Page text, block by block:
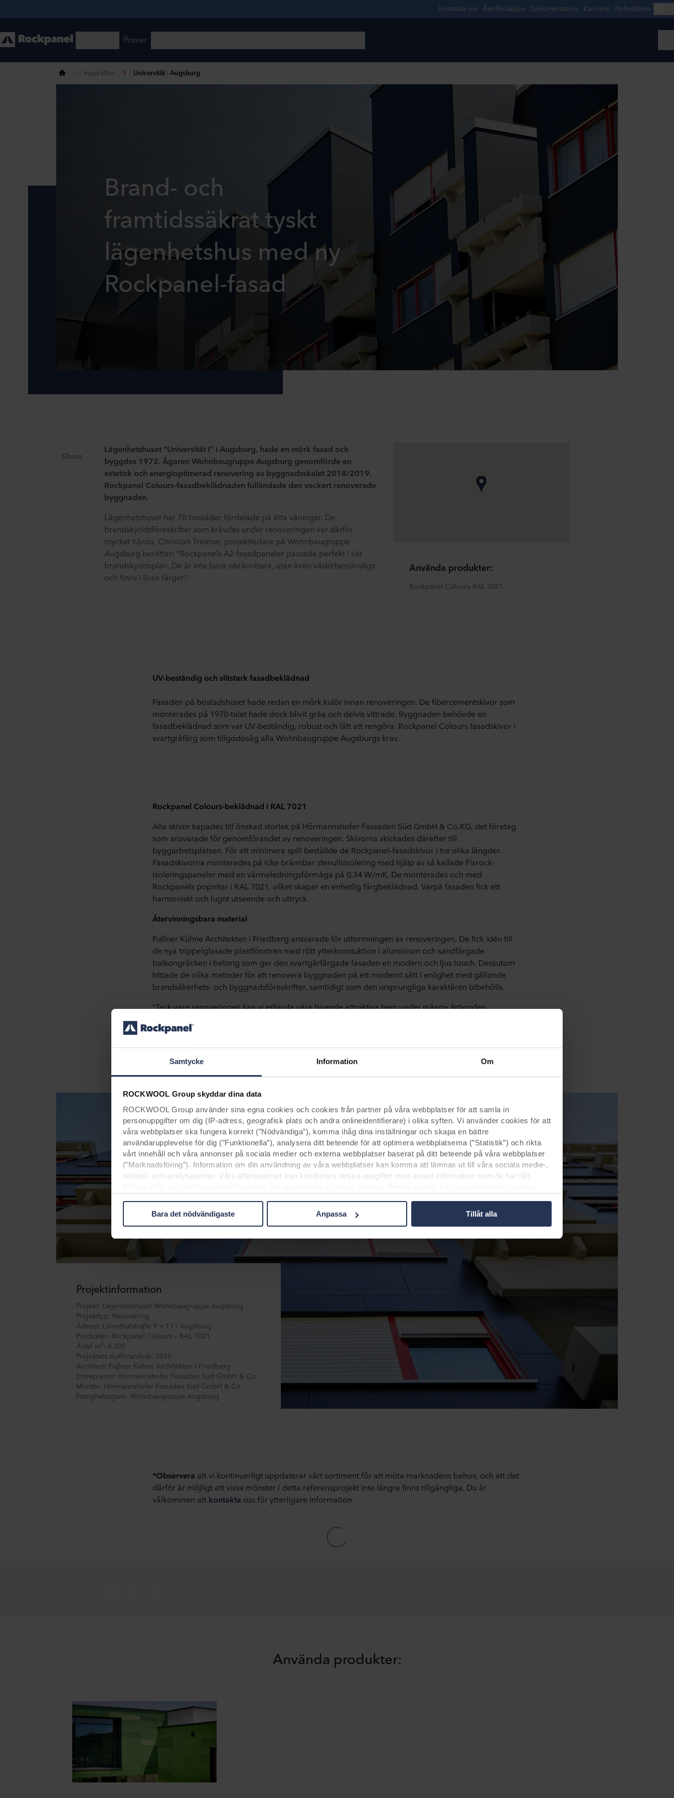
Samtycke Information Om
ROCKWOOL Group skyddar dina data
ROCKWOOL Group använder sina egna cookies och cookies från partner på våra webbplatser för att samla in
personuppgifter om dig (IP-adress, geografisk plats och andra onlineidentifierare) i olika syften. Vi använder cookies för att
våra webbplatser ska fungera korrekt (”Nödvändiga”), komma ihåg dina inställningar och skapa en bättre
användarupplevelse för dig (”Funktionella”), analysera ditt beteende för att optimera webbplatserna (”Statistik”) och rikta
vårt innehåll och våra annonser på sociala medier och externa webbplatser baserat på ditt beteende på våra webbplatser
(”Marknadsföring”). Information om din användning av våra webbplatser kan komma att lämnas ut till våra sociala medie-,
reklam- och analyspartner. Våra affärspartner kan kombinera dessa uppgifter med annan information som de har fått
cookie, länkar till våra partners integritetspolicyer och hur länge varje cookie lagras på din utrustning. Du beslutar för vilka
ändamål våra webbplatser får använda cookies och därmed behandla information om dig via cookies.
Du kan när som helst återkalla ditt samtycke eller ändra ditt samtycke genom att klicka på cookie-ikonen längst ned på
webbplatsen. Läs mer om vår användning av cookies i avsnittet ”Om oss” och om vår behandling av personuppgifter i vår
, inklusive vilket specifikt ROCKWOOL-företag som är personuppgiftsansvarig för dina personuppgifter.
Bara det nödvändigaste Anpassa Tillåt alla
Inspiration Universität - Augsburg
Brand- och
framtidssäkrat tyskt
lägenhetshus med ny
Rockpanel-fasad
Share
Lägenhetshuset ”Universität I” i Augsburg, hade en mörk fasad och
byggdes 1972. Ägaren Wohnbaugruppe Augsburg genomförde en
estetisk och energioptimerad renovering av byggnadsskalet 2018/2019.
Rockpanel Colours-fasadbeklädnaden fulländade den vackert renoverade
byggnaden.
Lägenhetshuset har 70 bostäder fördelade på åtta våningar. De
brandskyddsföreskrifter som krävdes under renoveringen var därför
mycket hårda. Christian Treimer, projektledare på Wohnbaugruppe
Augsburg berättar: ”Rockpanels A2-fasadpaneler passade perfekt i vår
brandskyddsplan. De är inte bara obrännbara, utan även väderbeständiga
och finns i ljusa färger.”
Använda produkter:
Rockpanel Colours RAL 7021
UV-beständig och slitstark fasadbeklädnad
Fasaden på bostadshuset hade redan en mörk kulör innan renoveringen. De fibercementskivor som
monterades på 1970-talet hade dock blivit gråa och delvis vittrade. Byggnaden behövde en
fasadbeklädnad som var UV-beständig, robust och lätt att rengöra. Rockpanel Colours fasadskivor i
svartgråfärg som tillgodosåg alla Wohnbaugruppe Augsburgs krav.
Rockpanel Colours-beklädnad i RAL 7021
Alla skivor kapades till önskad storlek på Hörmannshofer Fassaden Süd GmbH & Co.KG, det företag
som ansvarade för genomförandet av renoveringen. Skivorna skickades därefter till
byggarbetsplatsen. För att minimera spill beställde de Rockpanel-fasadskivor i tre olika längder.
Fasadskivorna monterades på icke brännbar stenullsisolering med hjälp av så kallade Fixrock-
isoleringspaneler med en värmeledningsförmåga på 0,34 W/mK. De monterades och med
Rockpanels popnitar i RAL 7021, vilket skapar en enhetlig färgbeklädnad. Varpå fasaden fick ett
harmoniskt och lugnt utseende och uttryck.
Återvinningsbara material
Fußner Kühne Architekten i Friedberg ansvarade för utformningen av renoveringen. De fick idén till
de nya trippelglasade plastfönstren med rött ytterkonstuktion i aluminium och sandfärgade
balkongräcken i betong som ger den svartgårfärgade fasaden en modern och ljus touch. Dessutom
hittade de olika metoder för att renovera byggnaden på ett modernt sätt i enlighet med gällande
brandsäkerhets- och byggnadsföreskrifter, samtidigt som den ursprungliga karaktären bibehölls.
”Tack vare renoveringen kan vi erbjuda våra boende attraktiva hem under många årtionden
som används kan återvinnas till nya, likvärdiga byggmaterial. Helt hållbart och bra för miljön.”
Projektinformation
Projekt: Lägenhetshuset Wohnbaugruppe Augsburg
Projekttyp: Renovering
Adress: Lilienthalstraβe 9 + 11 i Augsburg
Produkter: Rockpanel Colours – RAL 7021
Antal m²: 4.300
Projektets slutförandeår: 2019
Architect: Fuβner Kühne Architekten i Friedberg
Entreprenör: Hörmannshofer Fassaden Süd GmbH & Co
Montör: Hörmannshofer Fassaden Süd GmbH & Co
Fastighetsägare: Wohnbaugruppe Augsburg
*Observera att vi kontinuerligt uppdaterar vårt sortiment för att möta marknadens behov, och att det
därför är möjligt att vissa mönster i detta referensprojekt inte längre finns tillgängliga. Du är
välkommen att kontakta oss för ytterligare information.
Använda produkter: